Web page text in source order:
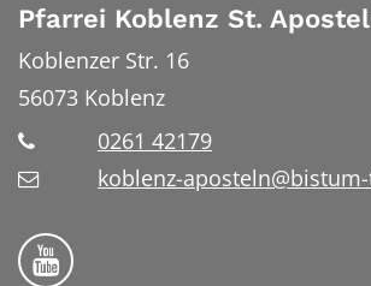
Pfarrei Koblenz St.
Koblenzer Str. 16
56073 Koblenz
0261 42179
koblenz-
Bistum Trier auf YouTube